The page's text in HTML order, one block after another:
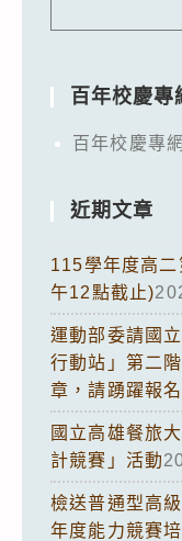
百年校慶專
百年校慶專網
近期文章
115學年度高
午12點截止)
運動部委請國
行動站」第二
章，請踴躍報名
國立高雄餐旅
計競賽」活動
檢送普通型高
年度能力競賽